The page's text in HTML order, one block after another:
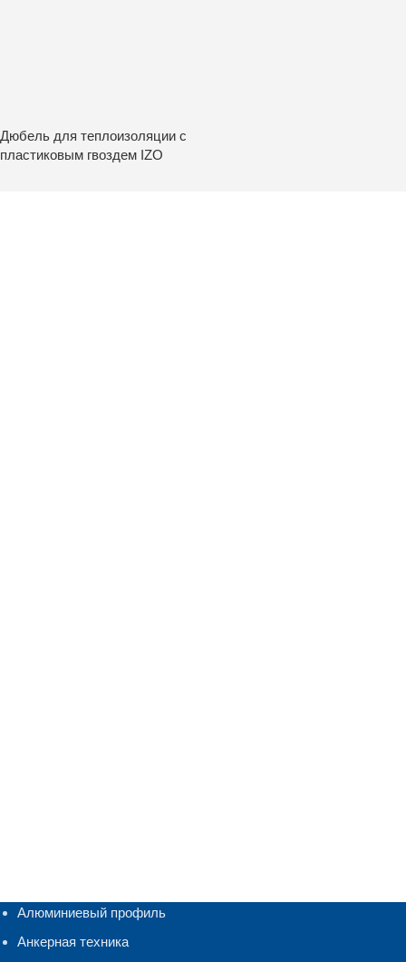
Дюбель для теплоизоляции с
пластиковым гвоздем IZO
Алюминиевый профиль
Анкерная техника